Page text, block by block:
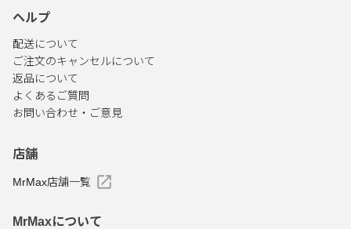
ヘルプ
配送について
ご注文のキャンセルについて
返品について
よくあるご質問
お問い合わせ・ご意見
店舗
MrMax店舗一覧
MrMaxについて